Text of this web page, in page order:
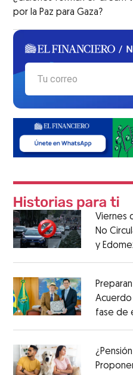
por la Paz para Gaza?
Viernes
No
y
Acuerdo
fase de